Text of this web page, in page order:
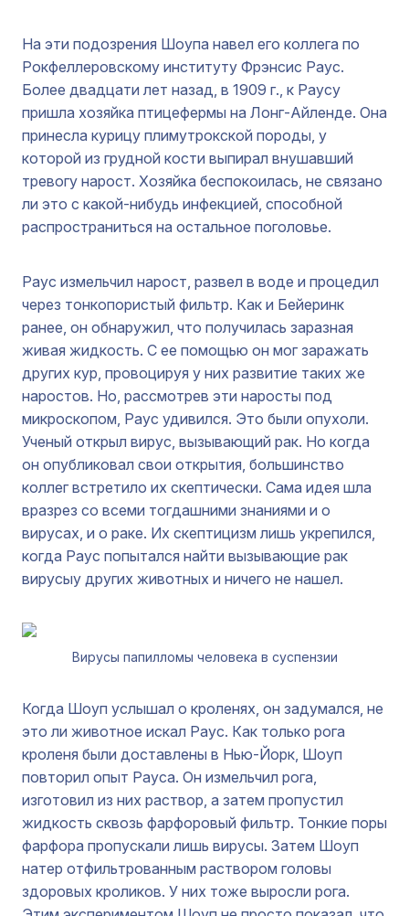
На эти подозрения Шоупа навел его коллега по
Рокфеллеровскому институту Фрэнсис Раус.
Более двадцати лет назад, в 1909 г., к Раусу
пришла хозяйка птицефермы на Лонг-Айленде. Она
принесла курицу плимутрокской породы, у
которой из грудной кости выпирал внушавший
тревогу нарост. Хозяйка беспокоилась, не связано
ли это с какой-нибудь инфекцией, способной
распространиться на остальное поголовье.
Раус измельчил нарост, развел в воде и процедил
через тонкопористый фильтр. Как и Бейеринк
ранее, он обнаружил, что получилась заразная
живая жидкость. С ее помощью он мог заражать
других кур, провоцируя у них развитие таких же
наростов. Но, рассмотрев эти наросты под
микроскопом, Раус удивился. Это были опухоли.
Ученый открыл вирус, вызывающий рак. Но когда
он опубликовал свои открытия, большинство
коллег встретило их скептически. Сама идея шла
вразрез со всеми тогдашними знаниями и о
вирусах, и о раке. Их скептицизм лишь укрепился,
когда Раус попытался найти вызывающие рак
вирусыу других животных и ничего не нашел.
Вирусы папилломы человека в суспензии
Когда Шоуп услышал о кроленях, он задумался, не
это ли животное искал Раус. Как только рога
кроленя были доставлены в Нью-Йорк, Шоуп
повторил опыт Рауса. Он измельчил рога,
изготовил из них раствор, а затем пропустил
жидкость сквозь фарфоровый фильтр. Тонкие поры
фарфора пропускали лишь вирусы. Затем Шоуп
натер отфильтрованным раствором головы
здоровых кроликов. У них тоже выросли рога.